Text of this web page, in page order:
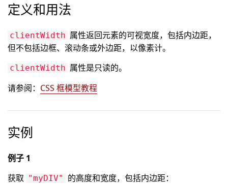
定义和用法
clientWidth 属性返回元素的可视宽度，包括内边距，
但不包括边框、滚动条或外边距，以像素计。
clientWidth 属性是只读的。
请参阅： CSS 框模型教程
实例
例子 1
获取 "myDIV" 的高度和宽度，包括内边距：